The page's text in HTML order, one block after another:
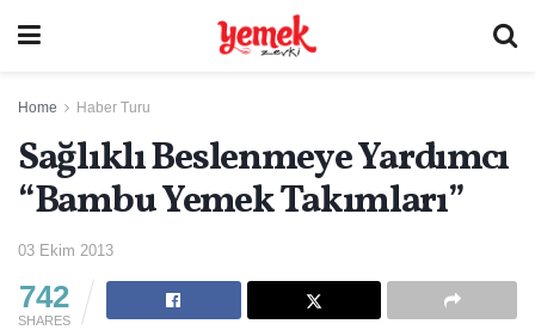
Home Haber Turu
Sağlıklı Beslenmeye Yardımcı
“Bambu Yemek Takımları”
03 Ekim 2013
742
SHARES